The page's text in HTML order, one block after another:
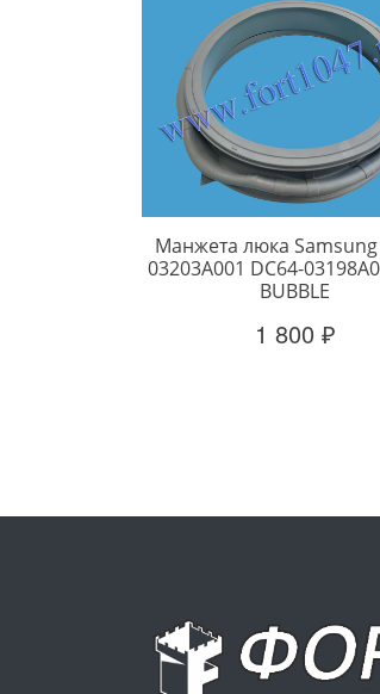
Манжета люка Samsung
03203A001 DC64-
BUBBLE
1 800 ₽